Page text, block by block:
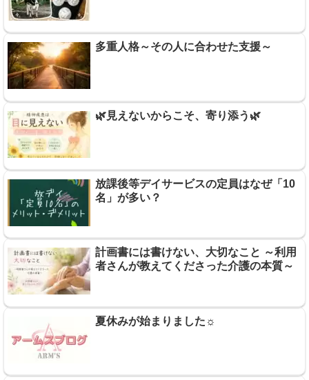
多重人格～その人に合わせた支援～
🌿見えないからこそ、寄り添う🌿
放課後等デイサービスの定員はなぜ「10
名」が多い？
計画書には書けない、大切なこと ～利用
者さんが教えてくださった介護の本質～
夏休みが始まりました☼